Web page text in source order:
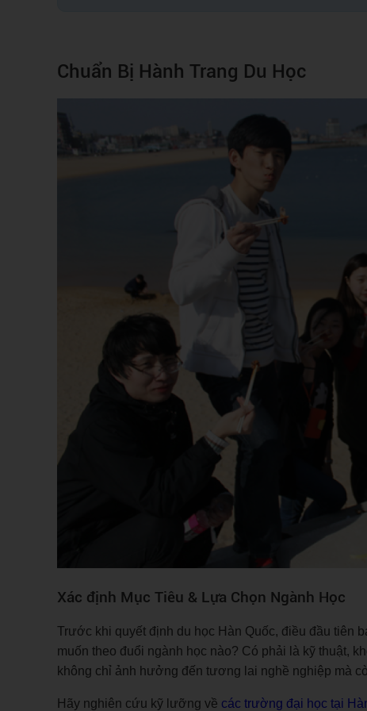
Chuẩn Bị Hành Trang Du Học
Xác định Mục Tiêu & Lựa Chọn Ngành Học
Trước khi quyết định du học Hàn Quốc, điều đầu tiên
muốn theo đuổi ngành học nào? Có phải là kỹ thuật,
không chỉ ảnh hưởng đến tương lai nghề nghiệp mà
Hãy nghiên cứu kỹ lưỡng về các trường đại học tại